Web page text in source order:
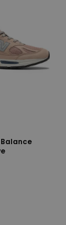
Balance